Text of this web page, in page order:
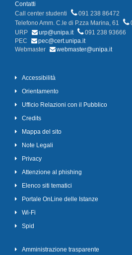
Contatti
Call center studenti
091 238 86472
Telefono Amm. C.le di P.zza Marina, 61
URP
urp@unipa.it
091 238 93666
PEC
pec@cert.unipa.it
Webmaster
webmaster@unipa.it
Accessibilità
Orientamento
Ufficio Relazioni con il Pubblico
Credits
Mappa del sito
Note Legali
Privacy
Attenzione al phishing
Elenco siti tematici
Portale OnLine delle Istanze
Wi-Fi
Spid
Amministrazione trasparente